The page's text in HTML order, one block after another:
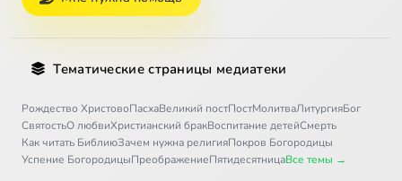
Тематические страницы медиатеки
Рождество ХристовоПасхаВеликий постПостМолитваЛитургияБог
СвятостьО любвиХристианский бракВоспитание детейСмерть
Как читать БиблиюЗачем нужна религияПокров Богородицы
Успение БогородицыПреображениеПятидесятницаВсе темы →